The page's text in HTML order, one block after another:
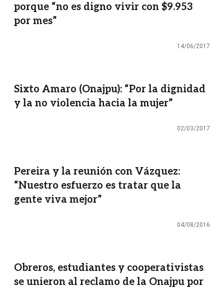
porque “no es digno vivir con $9.953
por mes”
14/06/2017
Sixto Amaro (Onajpu): “Por la dignidad
y la no violencia hacia la mujer”
02/03/2017
Pereira y la reunión con Vázquez:
“Nuestro esfuerzo es tratar que la
gente viva mejor”
04/08/2016
Obreros, estudiantes y cooperativistas
se unieron al reclamo de la Onajpu por